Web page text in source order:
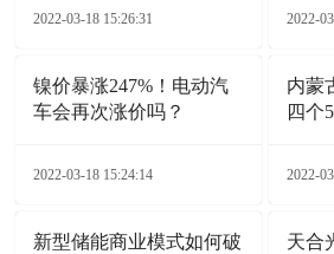
2022-03-18 15:26:31 2022-
镍价暴涨247%！电动汽
车会再次涨价吗？
2022-03-18 15:24:14
内蒙
四个
2022-
新型储能商业模式如何破
天合